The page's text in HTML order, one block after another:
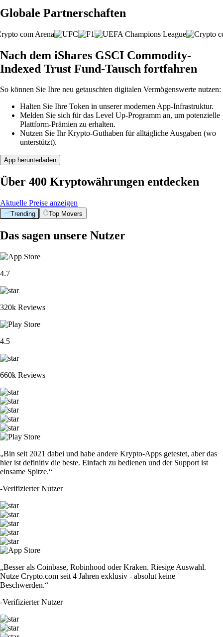
Globale Partnerschaften
Nach dem iShares GSCI Commodity-
Indexed Trust Fund-Tausch fortfahren
So können Sie Ihre neu getauschten digitalen Vermögenswerte nutzen:
Halten Sie Ihre Token in unserer modernen App-Infrastruktur.
Melden Sie sich für das Level Up-Programm an, um potenzielle
Plattform-Prämien zu erhalten.
Nutzen Sie Ihr Krypto-Guthaben für alltägliche Ausgaben (wo
unterstützt).
App herunterladen
Über 400 Kryptowährungen entdecken
Aktuelle Preise anzeigen
Trending Top Movers
Das sagen unsere Nutzer
4.7
320k Reviews
4.5
660k Reviews
„Bin seit 2021 dabei und habe andere Krypto-Apps getestet, aber das
hier ist definitiv die beste. Einfach zu bedienen und der Support ist
einsame Spitze.“
-Verifizierter Nutzer
„Besser als Coinbase, Robinhood oder Kraken. Riesige Auswahl.
Nutze Crypto.com seit 4 Jahren exklusiv - absolut keine
Beschwerden.“
-Verifizierter Nutzer